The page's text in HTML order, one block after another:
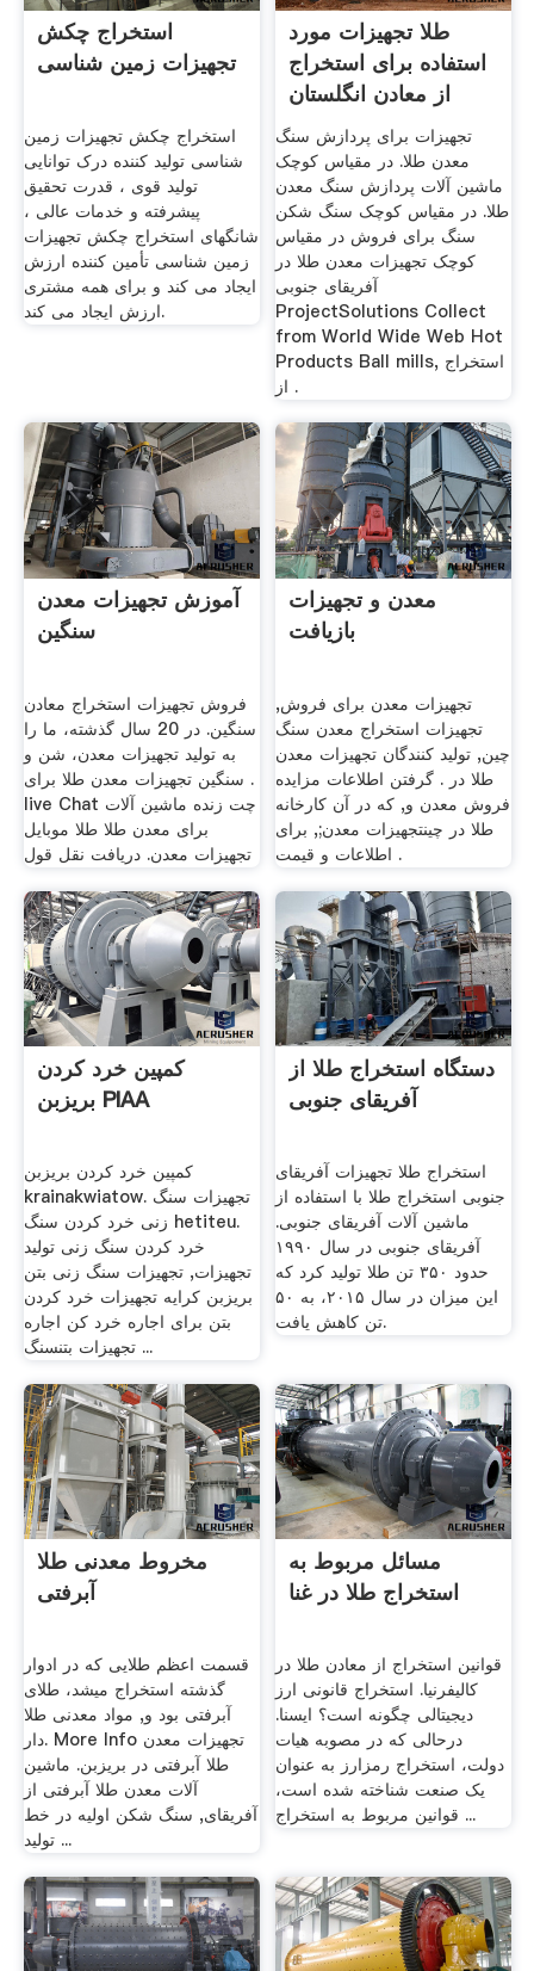
استخراج چکش
تجهیزات زمین شناسی
استخراج چکش تجهیزات زمین
شناسی تولید کننده درک توانایی
تولید قوی ، قدرت تحقیق
پیشرفته و خدمات عالی ،
شانگهای استخراج چکش تجهیزات
زمین شناسی تأمین کننده ارزش
ایجاد می کند و برای همه مشتری
ارزش ایجاد می کند.
طلا تجهیزات مورد
استفاده برای استخراج
از معادن انگلستان
تجهیزات برای پردازش سنگ
معدن طلا. در مقیاس کوچک
ماشین آلات پردازش سنگ معدن
طلا. در مقیاس کوچک سنگ شکن
سنگ برای فروش در مقیاس
کوچک تجهیزات معدن طلا در
آفریقای جنوبی
ProjectSolutions Collect
from World Wide Web Hot
Products Ball mills, استخراج
از .
آموزش تجهیزات معدن
سنگین
فروش تجهیزات استخراج معادن
سنگین. در 20 سال گذشته، ما را
به تولید تجهیزات معدن، شن و
سنگین تجهیزات معدن طلا برای .
live Chat چت زنده ماشین آلات
برای معدن طلا طلا موبایل
تجهیزات معدن. دریافت نقل قول
معدن و تجهیزات
بازیافت
تجهیزات معدن برای فروش,
تجهیزات استخراج معدن سنگ
چین, تولید کنندگان تجهیزات معدن
طلا در . گرفتن اطلاعات مزایده
فروش معدن و, که در آن کارخانه
طلا در چینتجهیزات معدن;, برای
اطلاعات و قیمت .
کمپین خرد کردن
بریزبن PIAA
کمپین خرد کردن بریزبن
krainakwiatow. تجهیزات سنگ
زنی خرد کردن سنگ hetiteu.
خرد کردن سنگ زنی تولید
تجهیزات, تجهیزات سنگ زنی بتن
بریزبن کرایه تجهیزات خرد کردن
بتن برای اجاره خرد کن اجاره
تجهیزات بتنسنگ ...
دستگاه استخراج طلا از
آفریقای جنوبی
استخراج طلا تجهیزات آفریقای
جنوبی استخراج طلا با استفاده از
ماشین آلات آفریقای جنوبی.
آفریقای جنوبی در سال ۱۹۹۰
حدود ۳۵۰ تن طلا تولید کرد که
این میزان در سال ۲۰۱۵، به ۵۰
تن کاهش یافت.
مخروط معدنی طلا
آبرفتی
قسمت اعظم طلایی كه در ادوار
گذشته استخراج میشد، طلای
آبرفتی بود و, مواد معدنی طلا
دار. More Info تجهیزات معدن
طلا آبرفتی در بریزبن. ماشین
آلات معدن طلا آبرفتی از
آفریقای, سنگ شکن اولیه در خط
تولید ...
مسائل مربوط به
استخراج طلا در غنا
قوانین استخراج از معادن طلا در
کالیفرنیا. استخراج قانونی ارز
دیجیتالی چگونه است؟ ایسنا.
درحالی که در مصوبه هیات
دولت، استخراج رمزارز به عنوان
یک صنعت شناخته شده است،
قوانین مربوط به استخراج ...